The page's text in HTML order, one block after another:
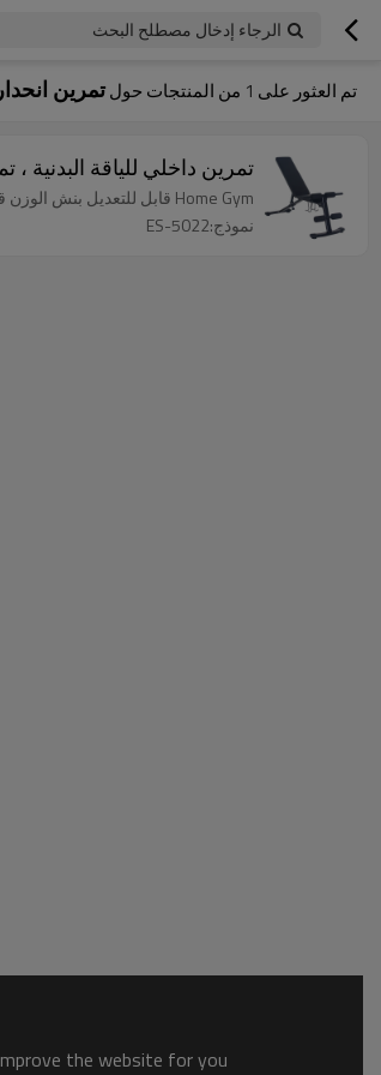
الرجاء إدخال مصطلح البحث
تم العثور على 1 من المنتجات حولتمرين
تمرين داخلي للياقة البدنية
Home Gym قابل للتعديل بنش الوزن قابل للطي للتمارين الرياضية مقعد قابل للتعديل الجلوس مقاعد البدلاء
نموذج:ES-5022
the website for you.